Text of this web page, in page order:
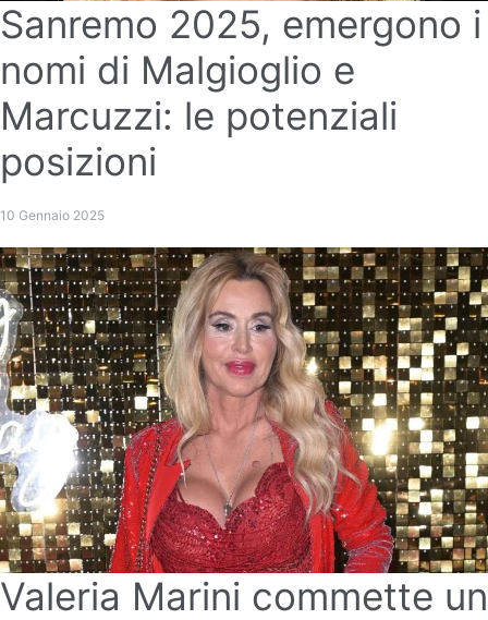
Sanremo 2025, emergono i
nomi di Malgioglio e
Marcuzzi: le potenziali
posizioni
10 Gennaio 2025
Valeria Marini commette un